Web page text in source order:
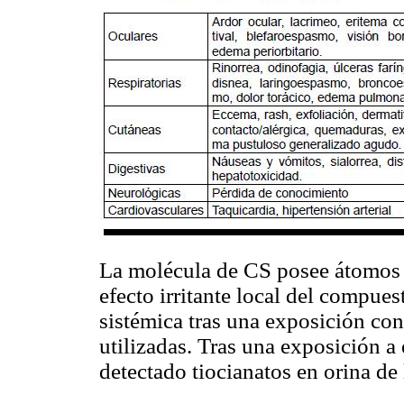
La molécula de CS posee
efecto irritante local del
sistémica tras una exposición
utilizadas. Tras una exposición a
detectado tiocianatos en orina